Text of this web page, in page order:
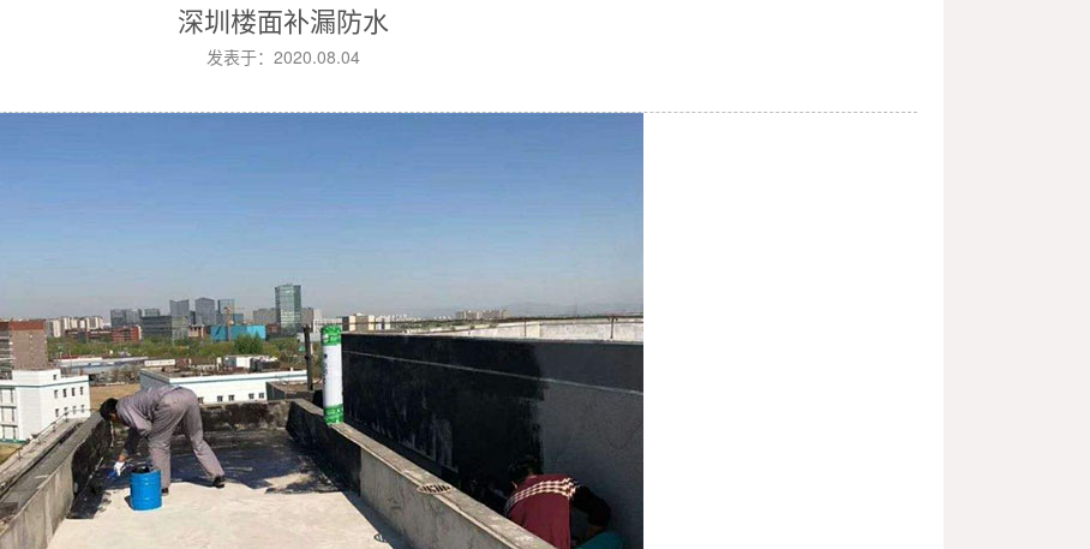
深圳楼面补漏防水
发表于：2020.08.04